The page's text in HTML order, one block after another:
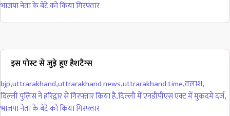
भाजपा नेता के बेटे को किया गिरफ्तार
इस पोस्ट से जुड़े हुए हैशटैग्स
bjp,uttrarakhand,uttrarakhand news,uttrarakhand time,तलाश,
दिल्ली पुलिस ने हरिद्वार से गिरफ्तार किया है,दिल्ली में एनडीपीएस एक्ट में मुकदमे दर्ज,
भाजपा नेता के बेटे को किया गिरफ्तार